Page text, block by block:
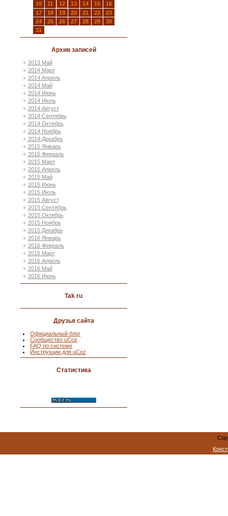
10
11 12 13 14 15
16
17
18 19 20 21 22
23
24
25 26 27 28 29
30
31
Архив записей
2013 Май
2014 Март
2014 Апрель
2014 Май
2014 Июнь
2014 Июль
2014 Август
2014 Сентябрь
2014 Октябрь
2014 Ноябрь
2014 Декабрь
2015 Январь
2015 Февраль
2015 Март
2015 Апрель
2015 Май
2015 Июнь
2015 Июль
2015 Август
2015 Сентябрь
2015 Октябрь
2015 Ноябрь
2015 Декабрь
2016 Январь
2016 Февраль
2016 Март
2016 Апрель
2016 Май
2016 Июнь
Tak ru
Друзья сайта
Официальный блог
Сообщество uCoz
FAQ по системе
Инструкции для uCoz
Статистика